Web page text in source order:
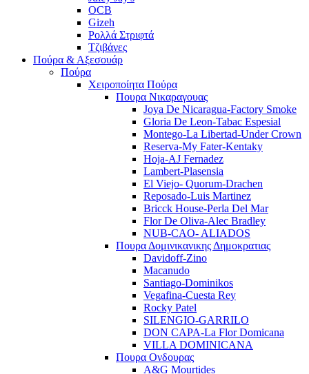
OCB
Gizeh
Ρολλά Στριφτά
Τζιβάνες
Πούρα & Αξεσουάρ
Πούρα
Χειροποίητα Πούρα
Πουρα Νικαραγουας
Joya De Nicaragua-Factory Smoke
Gloria De Leon-Tabac Espesial
Montego-La Libertad-Under Crown
Reserva-My Fater-Kentaky
Hoja-AJ Fernadez
Lambert-Plasensia
El Viejo- Quorum-Drachen
Reposado-Luis Martinez
Bricck House-Perla Del Mar
Flor De Oliva-Alec Bradley
NUB-CAO- ALIADOS
Πουρα Δομινικανικης Δημοκρατιας
Davidoff-Zino
Macanudo
Santiago-Dominikos
Vegafina-Cuesta Rey
Rocky Patel
SILENGIO-GARRILO
DON CAPA-La Flor Domicana
VILLA DOMINICANA
Πουρα Ονδουρας
A&G Mourtides